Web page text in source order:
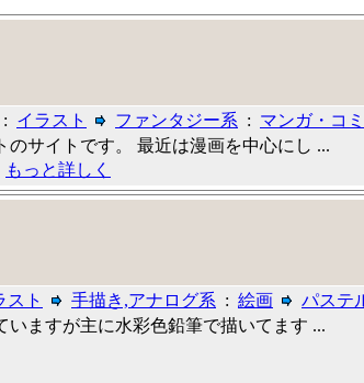
: イラスト ファンタジー系 : マンガ・コ
サイトです。 最近は漫画を中心にし ...
もっと詳しく
スト 手描き,アナログ系 : 絵画
パステ
ますが主に水彩色鉛筆で描いてます ...